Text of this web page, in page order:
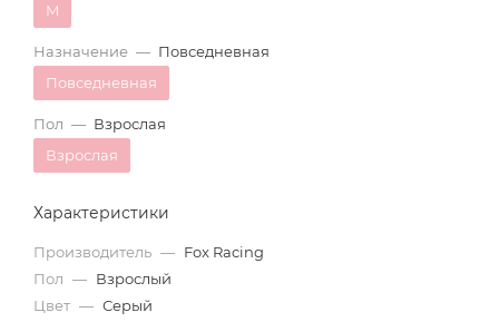
M
Назначение — Повседневная
Повседневная
Пол — Взрослая
Взрослая
Характеристики
Производитель — Fox Racing
Пол — Взрослый
Цвет — Серый